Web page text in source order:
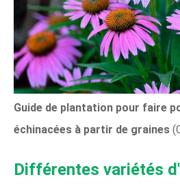
Guide de plantation pour faire
échinacées à partir de graines
Différentes variétés